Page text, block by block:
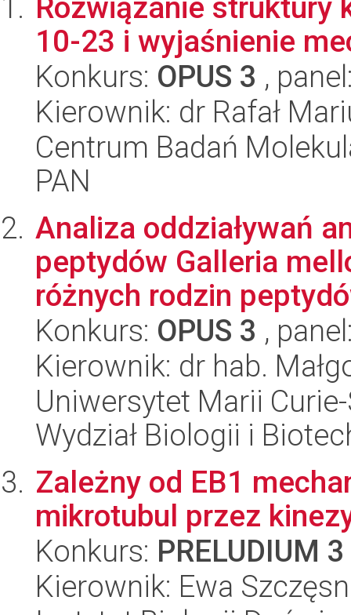
Rozwiązanie struktury
10-23 i wyjaśnienie
Konkurs: OPUS 3 ,
Kierownik: dr Rafał
Centrum Badań
PAN
Analiza oddziaływań
peptydów Galleria
różnych rodzin
Konkurs: OPUS 3 ,
Kierownik: dr hab.
Uniwersytet Marii
Wydział Biologii i
Zależny od EB1
mikrotubul przez
Konkurs: PRELUDIUM 3
Kierownik: Ewa